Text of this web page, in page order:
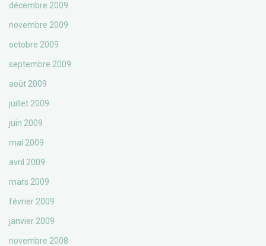
décembre 2009
novembre 2009
octobre 2009
septembre 2009
août 2009
juillet 2009
juin 2009
mai 2009
avril 2009
mars 2009
février 2009
janvier 2009
novembre 2008